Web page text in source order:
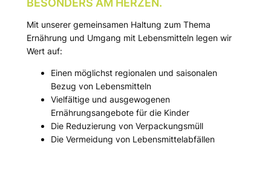
BESONDERS AM HERZEN.
Mit unserer gemeinsamen Haltung zum Thema
Ernährung und Umgang mit Lebensmitteln legen wir
Wert auf:
Einen möglichst regionalen und saisonalen
Bezug von Lebensmitteln
Vielfältige und ausgewogenen
Ernährungsangebote für die Kinder
Die Reduzierung von Verpackungsmüll
Die Vermeidung von Lebensmittelabfällen